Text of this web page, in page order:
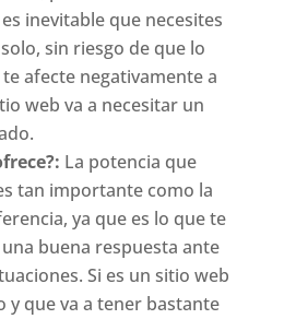
inevitable que necesites
sin riesgo de que lo
afecte negativamente a
web va a necesitar un
La potencia que
tan importante como la
ya que es lo que te
buena respuesta ante
Si es un sitio web
y que va a tener bastante